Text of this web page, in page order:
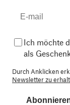
Ich möchte
als
Durch Anklicken
Newsletter zu